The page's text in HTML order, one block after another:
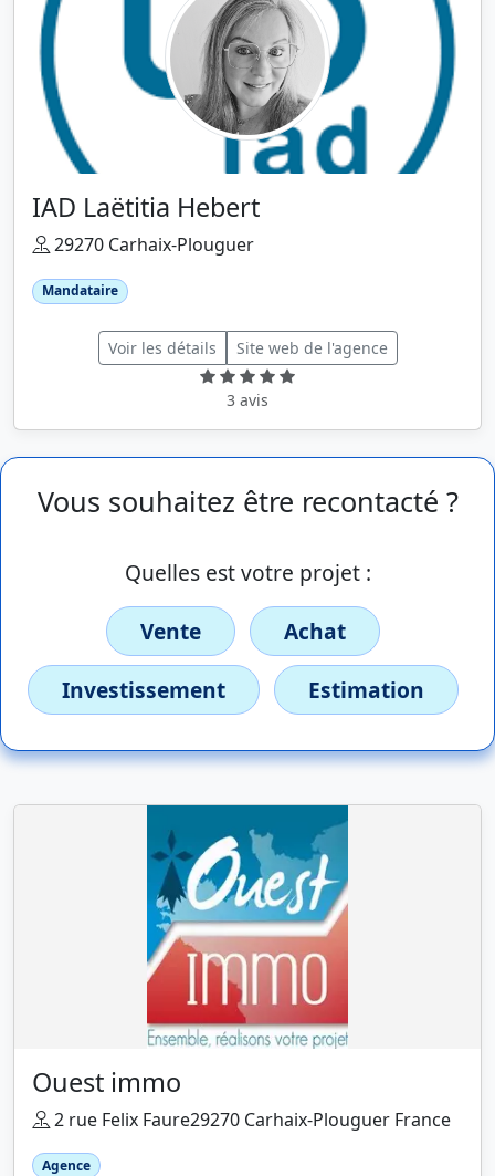
IAD Laëtitia Hebert
29270 Carhaix-Plouguer
Mandataire
Voir les détails Site web de l'agence
3 avis
Vous souhaitez être recontacté ?
Quelles est votre projet :
Vente
Achat
Investissement
Estimation
Ouest immo
2 rue Felix Faure29270 Carhaix-Plouguer France
Agence